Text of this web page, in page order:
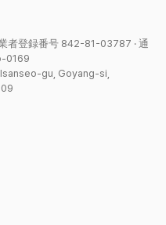
者登録番号 842-81-03787 · 通
0169
gu, Goyang-si,